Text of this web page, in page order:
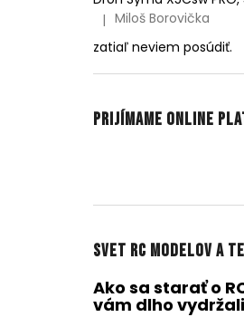
Hodnotenie produktu je
| Miloš Borovička
zatiaľ neviem posúdiť.
Prijímame online
Svet RC modelov a
Ako sa starať o
vám dlho vydržali